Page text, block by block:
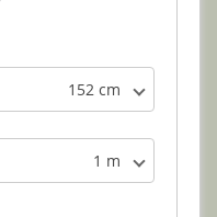
152 cm
1 m